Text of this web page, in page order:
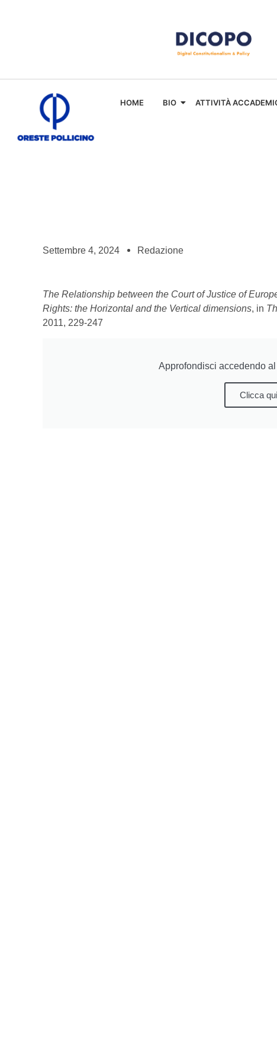
HOME BIO ATTIVITÀ
Settembre 4, 2024 Redazione
The Relationship between the Court of Justice of
Rights: the Horizontal and the Vertical dimensions, in
2011, 229-247
Approfondisci accedendo
Clicca qui